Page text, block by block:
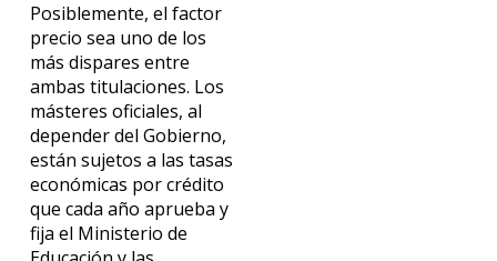
Posiblemente, el factor
precio sea uno de los
más dispares entre
ambas titulaciones. Los
másteres oficiales, al
depender del Gobierno,
están sujetos a las tasas
económicas por crédito
que cada año aprueba y
fija el Ministerio de